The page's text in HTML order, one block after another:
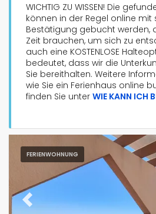
Art der Unterkunft
Personen
Badezimmer
WICHTIG ZU WISSEN! Die
können in der Regel online mit
Bestätigung gebucht werden,
Zeit brauchen, um sich zu
auch eine KOSTENLOSE
bedeutet, dass wir die
Sie bereithalten. Weitere
wie Sie ein Ferienhaus online
finden Sie unter WIE KANN ICH
FERIENWOHNUNG
Previous